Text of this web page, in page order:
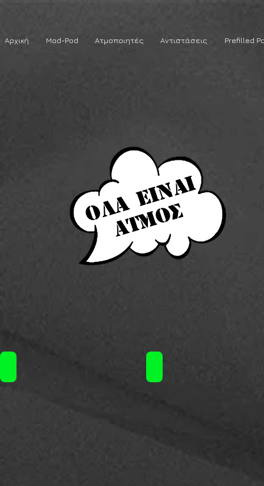
Αρχική Mod-Pod Ατμοποιητές Αντιστάσεις Prefilled